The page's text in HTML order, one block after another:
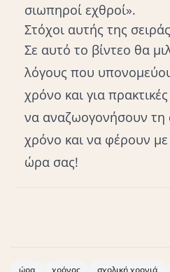
σιωπηροί εχθροί».
Στόχοι αυτής της
Σε αυτό το βίντεο θα
λόγους που
χρόνο και για
να αναζωογονήσουν τη
χρόνο και να φέρουν με
ώρα σας!
Stefano Calicchio, (2023) Ο
χιλιετία, ISBN:9791222405544
ώρα χρόνος σχολική χρονιά